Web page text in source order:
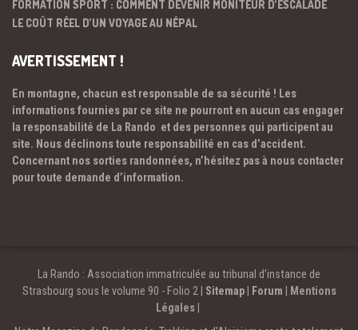
FORMATION SPORT : COMMENT DEVENIR MONITEUR D’ESCALADE
LE COÛT RÉEL D’UN VOYAGE AU NÉPAL
AVERTISSEMENT !
En montagne, chacun est responsable de sa sécurité ! Les
informations fournies par ce site ne pourront en aucun cas engager
la responsabilité de La Rando et des personnes qui participent au
site. Nous déclinons toute responsabilité en cas d’accident.
Concernant nos sorties randonnées, n’hésitez pas à nous contacter
pour toute demande d’information.
La Rando : Association immatriculée au tribunal d’instance de
Strasbourg sous le volume 90 - Folio 2 | Sitemap| Forum
Mentions
Légales